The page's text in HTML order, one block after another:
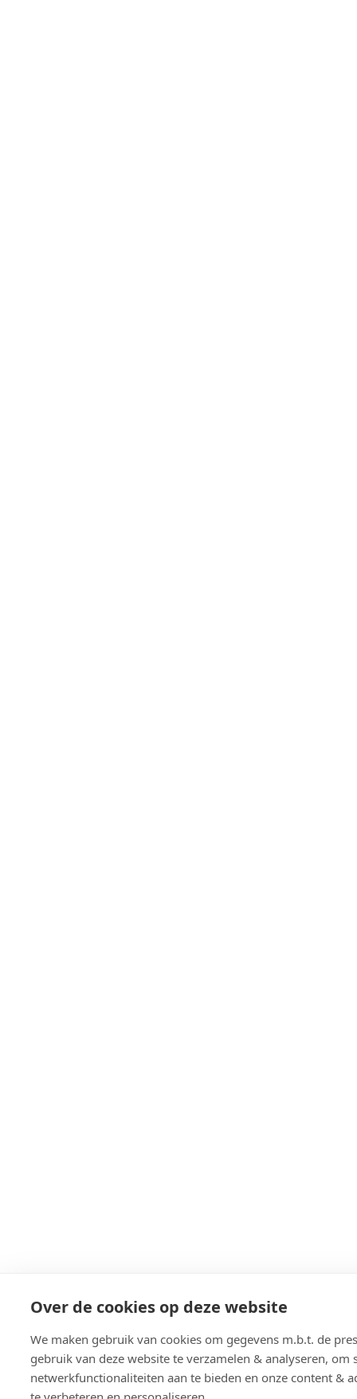
Over de cookies op deze website
We maken gebruik van cookies om gegevens m.b.t. de
gebruik van deze website te verzamelen & analyseren, om
netwerkfunctionaliteiten aan te bieden en onze content &